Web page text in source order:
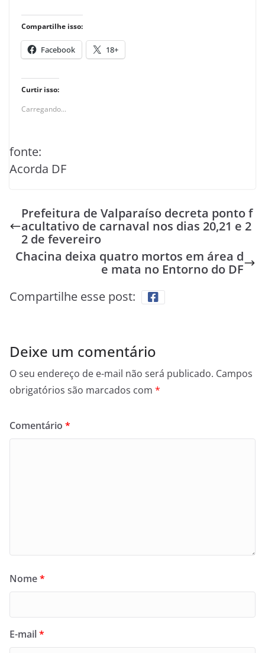
Compartilhe isso:
Facebook 18+
Curtir isso:
Carregando...
fonte:
Acorda DF
Prefeitura de Valparaíso decreta ponto f
acultativo de carnaval nos dias 20,21 e 2
2 de fevereiro
Chacina deixa quatro mortos em área d
e mata no Entorno do DF
Compartilhe esse post:
Deixe um comentário
O seu endereço de e-mail não será publicado. Campos
obrigatórios são marcados com *
Comentário *
Nome*
E-mail*